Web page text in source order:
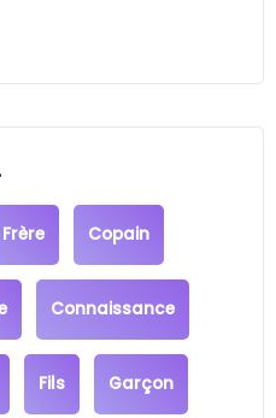
Frère Copain
Connaissance
Fils Garçon